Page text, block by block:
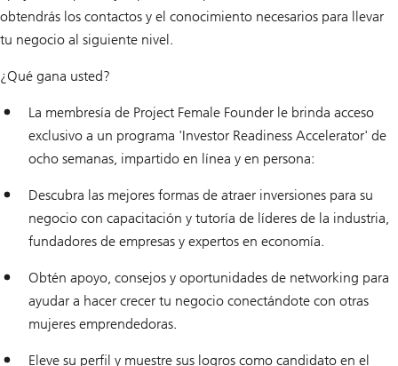
obtendrás los contactos y el conocimiento necesarios para llevar
tu negocio al siguiente nivel.
¿Qué gana usted?
La membresía de Project Female Founder le brinda acceso
exclusivo a un programa 'Investor Readiness Accelerator' de
ocho semanas, impartido en línea y en persona:
Descubra las mejores formas de atraer inversiones para su
negocio con capacitación y tutoría de líderes de la industria,
fundadores de empresas y expertos en economía.
Obtén apoyo, consejos y oportunidades de networking para
ayudar a hacer crecer tu negocio conectándote con otras
mujeres emprendedoras.
Eleve su perfil y muestre sus logros como candidato en el